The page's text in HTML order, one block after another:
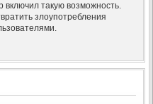
включил такую возможность.
злоупотребления